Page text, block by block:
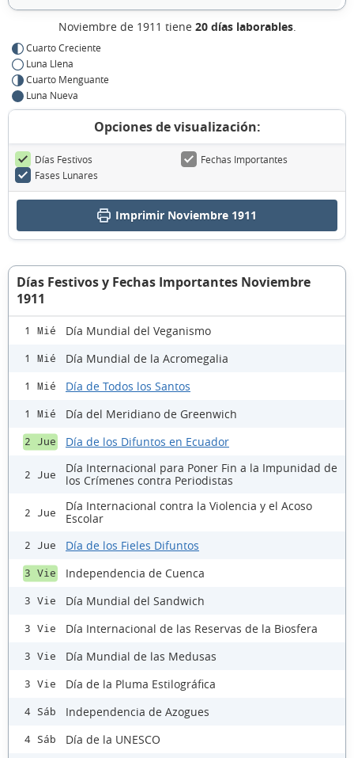
Noviembre de 1911 tiene 20 días laborables.
Cuarto Creciente
Luna Llena
Cuarto Menguante
Luna Nueva
Opciones de visualización:
Días Festivos
Fechas Importantes
Fases Lunares
Imprimir Noviembre 1911
Días Festivos y Fechas Importantes Noviembre
1911
1 Mié Día Mundial del Veganismo
1 Mié Día Mundial de la Acromegalia
1 Mié Día de Todos los Santos
1 Mié Día del Meridiano de Greenwich
2 Jue Día de los Difuntos en Ecuador
2 Jue
Día Internacional para Poner Fin a la Impunidad de
los Crímenes contra Periodistas
2 Jue
Día Internacional contra la Violencia y el Acoso
Escolar
2 Jue Día de los Fieles Difuntos
3 Vie Independencia de Cuenca
3 Vie Día Mundial del Sandwich
3 Vie Día Internacional de las Reservas de la Biosfera
3 Vie Día Mundial de las Medusas
3 Vie Día de la Pluma Estilográfica
4 Sáb Independencia de Azogues
4 Sáb Día de la UNESCO